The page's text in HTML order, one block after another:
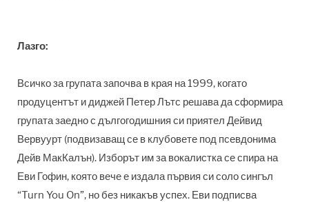
Лазго:
Всичко за групата започва в края на 1999, когато
продуцентът и диджей Петер Лътс решава да сформира
групата заедно с дългогодишния си приятел Дейвид
Вервуурт (подвизаващ се в клубовете под псевдонима
Дейв МакКалън). Изборът им за вокалистка се спира на
Еви Гофин, която вече е издала първия си соло сингъл
“Turn You On”, но без никакъв успех. Еви подписва